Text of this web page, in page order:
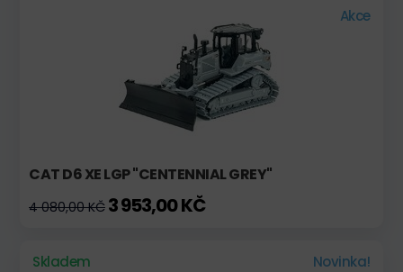
Akce
CAT D6 XE LGP "CENTENNIAL GREY"
4 080,00 KČ 3 953,00 KČ
Skladem Novinka!